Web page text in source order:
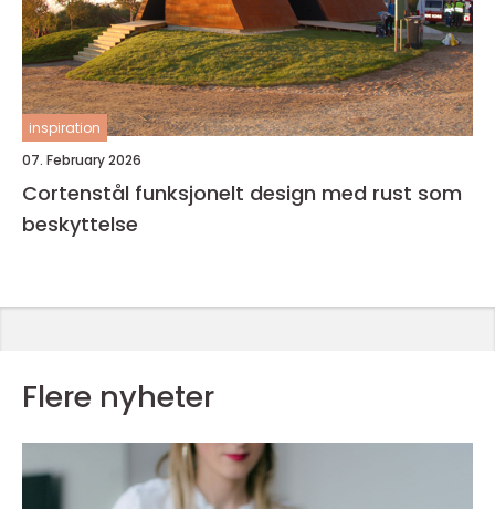
inspiration
07. February 2026
Cortenstål funksjonelt design med rust som
beskyttelse
Flere nyheter